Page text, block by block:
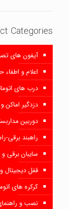
Categories
آیفون های
اعلام و اطفاء
درب های
دزدگیر اماکن
دوربین
راهبند برقی-
سایبان
قفل دیجیتال
کرکره های
نصب و